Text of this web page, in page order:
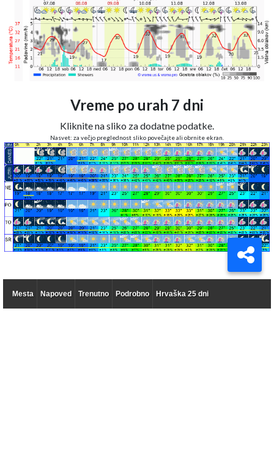
Vreme po urah 7 dni
Kliknite na sliko za dodatne podatke.
Nasvet: za večjo preglednost sliko povečajte ali obrnite ekran.
Mesta Napoved Trenutno Podrobno Hrvaška 25 dni